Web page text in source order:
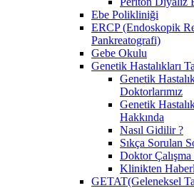
Ebe Polikliniği
ERCP (Endoskopik
Pankreatografi)
Gebe Okulu
Genetik Hastalıkları
Genetik
Doktorlarımız
Genetik
Hakkında
Nasıl Gidilir ?
Sıkça Sorulan
Doktor Çalışma
Klinikten
GETAT(Geleneksel